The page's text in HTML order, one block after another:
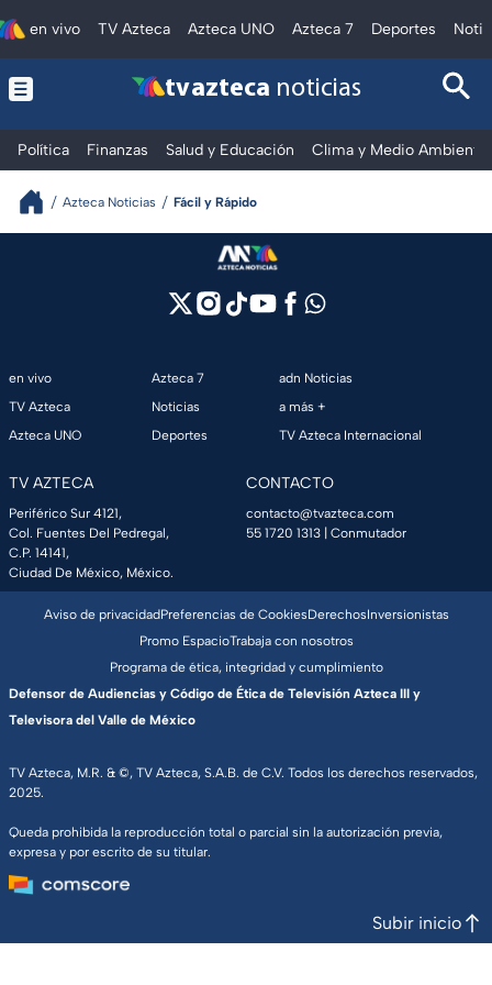
en vivo TV Azteca Azteca UNO Azteca 7 Deportes
tv azteca noticias
Política Finanzas Salud y Educación Clima y Medio Ambiente
Azteca Noticias Fácil y Rápido
en vivo
TV Azteca
Azteca UNO
Azteca 7
Noticias
Deportes
adn Noticias
a más +
TV Azteca Internacional
TV AZTECA
Periférico Sur 4121,
Col. Fuentes Del Pedregal,
C.P. 14141,
Ciudad De México, México.
CONTACTO
contacto@tvazteca.com
55 1720 1313 | Conmutador
TV Azteca, M.R. & ©, TV Azteca, S.A.B. de C.V. Todos los derechos reservados,
2025.
Queda prohibida la reproducción total o parcial sin la autorización previa,
expresa y por escrito de su titular.
Aviso de privacidadPreferencias de CookiesDerechosInversionistas
Promo EspacioTrabaja con nosotros
Programa de ética, integridad y cumplimiento
Defensor de Audiencias y Código de Ética de Televisión Azteca III y
Televisora del Valle de México
Subir inicio